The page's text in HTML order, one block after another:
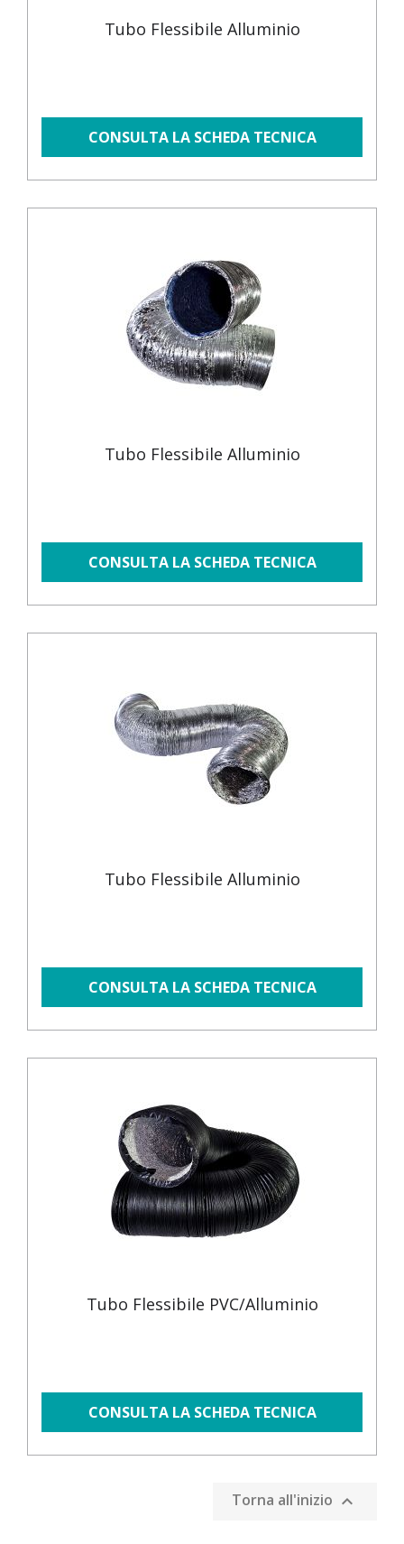
Tubo Flessibile Alluminio
CONSULTA LA SCHEDA TECNICA
Tubo Flessibile Alluminio
CONSULTA LA SCHEDA TECNICA
Tubo Flessibile Alluminio
CONSULTA LA SCHEDA TECNICA
Tubo Flessibile PVC/alluminio
CONSULTA LA SCHEDA TECNICA
Torna all'inizio 